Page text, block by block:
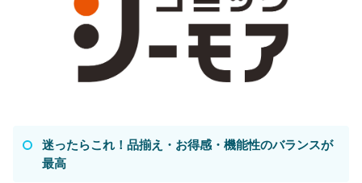
迷ったらこれ！品揃え・お得感・機能性のバランスが
最高